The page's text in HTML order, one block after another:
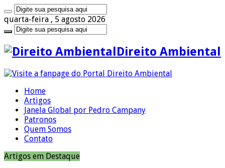
quarta-feira , 5 agosto 2026
Direito Ambiental
Home
Artigos
Janela Global por Pedro Campany
Patronos
Quem Somos
Contato
Artigos em Destaque